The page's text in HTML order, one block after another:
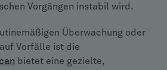
Vorgängen instabil wird.
Überwachung oder
Vorfälle ist die
bietet eine gezielte,